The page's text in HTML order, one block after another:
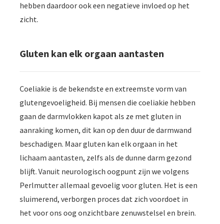
hebben daardoor ook een negatieve invloed op het
zicht.
Gluten kan elk orgaan aantasten
Coeliakie is de bekendste en extreemste vorm van
glutengevoeligheid. Bij mensen die coeliakie hebben
gaan de darmvlokken kapot als ze met gluten in
aanraking komen, dit kan op den duur de darmwand
beschadigen. Maar gluten kan elk orgaan in het
lichaam aantasten, zelfs als de dunne darm gezond
blijft. Vanuit neurologisch oogpunt zijn we volgens
Perlmutter allemaal gevoelig voor gluten. Het is een
sluimerend, verborgen proces dat zich voordoet in
het voor ons oog onzichtbare zenuwstelsel en brein.